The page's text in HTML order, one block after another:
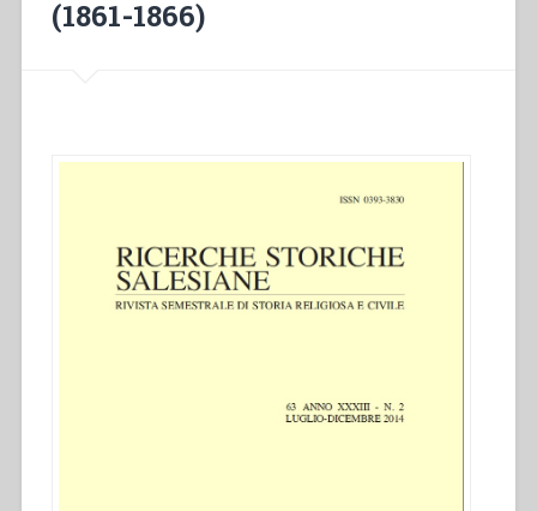
(1861-1866)